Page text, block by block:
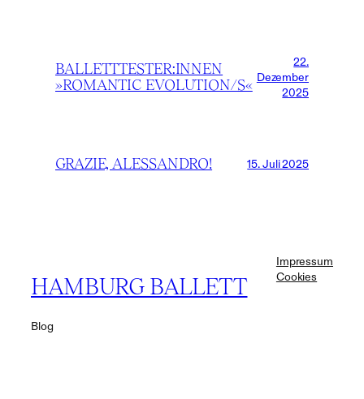
BALLETTTESTER:INNEN
»ROMANTIC EVOLUTION/S«
22.
Dezember
2025
GRAZIE, ALESSANDRO! 15. Juli 2025
HAMBURG BALLETT
Blog
Impressum
Cookies